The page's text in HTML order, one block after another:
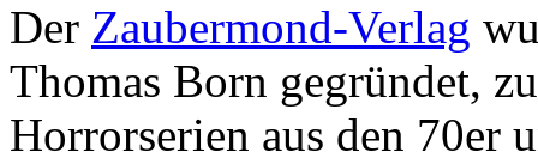
Der Zaubermond-Verlag
Thomas Born gegründet,
Horrorserien aus den 70er